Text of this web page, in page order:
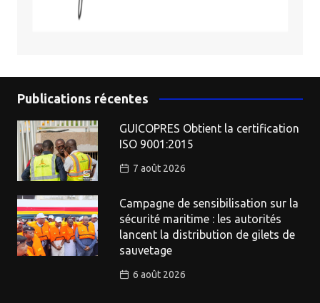
Publications récentes
GUICOPRES Obtient la certification
ISO 9001:2015
7 août 2026
Campagne de sensibilisation sur la
sécurité maritime : les autorités
lancent la distribution de gilets de
sauvetage
6 août 2026